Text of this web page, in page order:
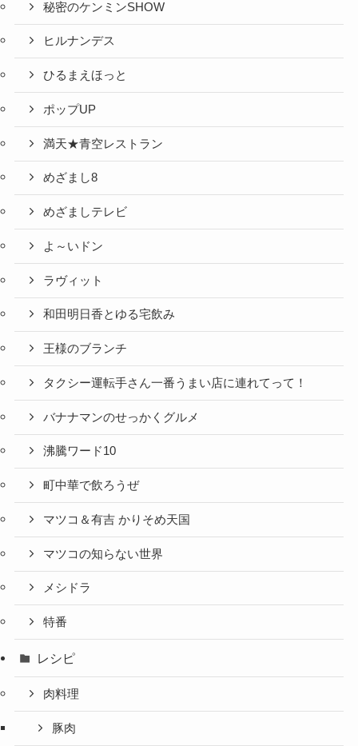
秘密のケンミンSHOW
ヒルナンデス
ひるまえほっと
ポップUP
満天★青空レストラン
めざまし8
めざましテレビ
よ～いドン
ラヴィット
和田明日香とゆる宅飲み
王様のブランチ
タクシー運転手さん一番うまい店に連れてって！
バナナマンのせっかくグルメ
沸騰ワード10
町中華で飲ろうぜ
マツコ＆有吉 かりそめ天国
マツコの知らない世界
メシドラ
特番
レシピ
肉料理
豚肉